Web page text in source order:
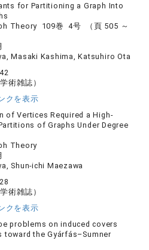
for Partitioning a Graph Into
Theory 109巻 4号 （頁 505 ～
Masaki Kashima, Katsuhiro Ota
術雑誌）
クを表示
of Vertices Required a High‐
of Graphs Under Degree
Theory
Shun‐ichi Maezawa
術雑誌）
クを表示
problems on induced covers
toward the Gyárfás–Sumner